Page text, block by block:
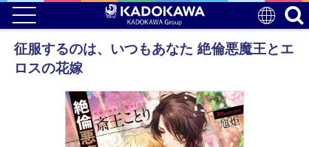
征服するのは、いつもあなた 絶倫悪魔王とエ
ロスの花嫁